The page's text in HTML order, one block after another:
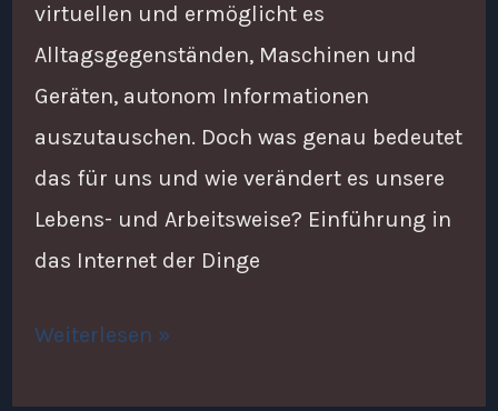
virtuellen und ermöglicht es
Alltagsgegenständen, Maschinen und
Geräten, autonom Informationen
auszutauschen. Doch was genau bedeutet
das für uns und wie verändert es unsere
Lebens- und Arbeitsweise? Einführung in
das Internet der Dinge
Weiterlesen »